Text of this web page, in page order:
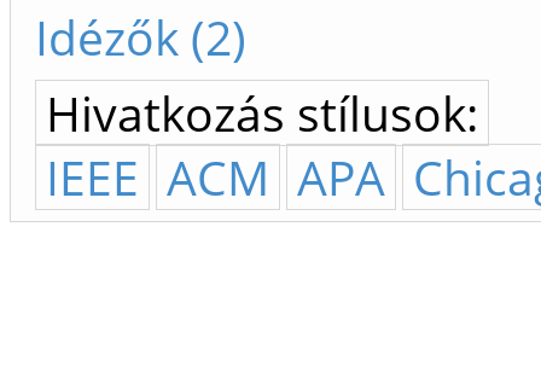
Idézők (2)
Hivatkozás stílusok:
IEEE ACM APA